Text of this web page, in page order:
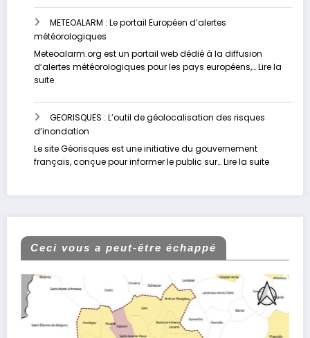
temps
réel
FRANCE
dédié
vigilance
face
METEOALARM : Le portail Européen d’alertes
météorologiques
Meteoalarm.org est un portail web dédié à la diffusion
d’alertes météorologiques pour les pays européens,…Lire la
suite:
:
Le
portail
Européen
d’alertes
GEORISQUES : L’outil de géolocalisation des risques
d’inondation
Le site Géorisques est une initiative du gouvernement
français, conçue pour informer le public sur…Lire la suite:
Ceci vous a peut-être échappé